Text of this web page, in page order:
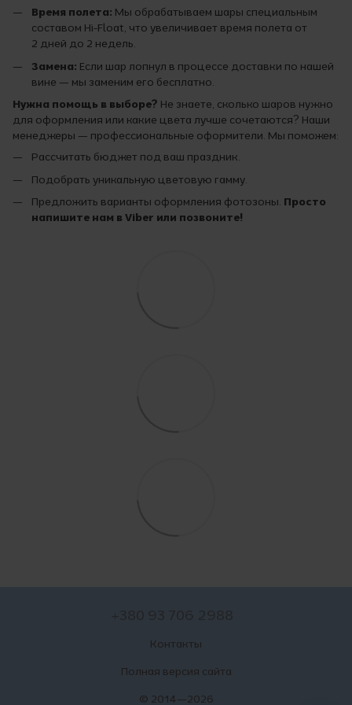
Время полета: Мы обрабатываем шары специальным
составом Hi-Float, что увеличивает время полета от
2 дней до 2 недель.
Замена: Если шар лопнул в процессе доставки по нашей
вине — мы заменим его бесплатно.
Нужна помощь в выборе? Не знаете, сколько шаров нужно
для оформления или какие цвета лучше сочетаются? Наши
менеджеры — профессиональные оформители. Мы поможем:
Рассчитать бюджет под ваш праздник.
Подобрать уникальную цветовую гамму.
Предложить варианты оформления фотозоны. Просто
напишите нам в Viber или позвоните!
Контакты
Полная версия сайта
© 2014—2026